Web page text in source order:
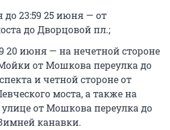
до 23:59 25 июня — от
до Дворцовой пл.;
20 июня — на нечетной стороне
от Мошкова переулка до
и четной стороне от
моста, а также на
от Мошкова переулка до
канавки.